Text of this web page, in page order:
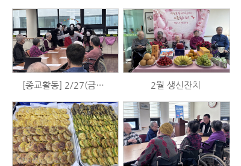
[종교활동] 2/27(금) 예배 2월 생신잔치